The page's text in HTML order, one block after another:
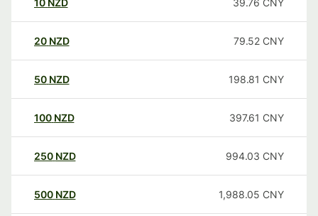
10 NZD 39.76 CNY
20 NZD 79.52 CNY
50 NZD 198.81 CNY
100 NZD 397.61 CNY
250 NZD 994.03 CNY
500 NZD 1,988.05 CNY